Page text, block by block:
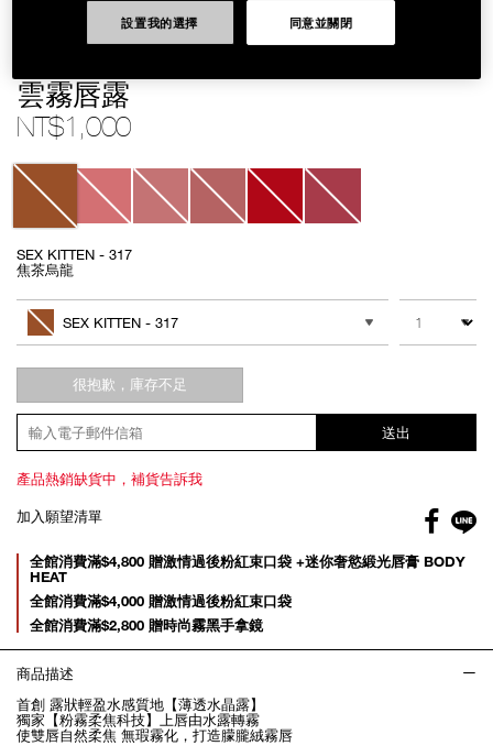
Details
/zh/%E9%9B%B2%E9%9C%A7%E5%94%87%E9%9C%B2/
Item
No.
999NAC0000148
雲霧唇露
NT$1,000
Variations
SEX KITTEN - 317
焦茶烏龍
to
cart
options
Actions
其他色系
SEX KITTEN - 317
數量
很抱歉，庫存不足
送出
產品熱銷缺貨中，補貨告訴我
加入願望清單
Promotions
全館消費滿$4,800 贈激情過後粉紅束口袋 +迷你奢慾緞光唇膏 BODY
HEAT
全館消費滿$4,000 贈激情過後粉紅束口袋
全館消費滿$2,800 贈時尚霧黑手拿鏡
商品描述
首創 露狀輕盈水感質地【薄透水晶露】
獨家【粉霧柔焦科技】上唇由水露轉霧
使雙唇自然柔焦 無瑕霧化，打造朦朧絨霧唇
設置我的選擇 同意並關閉